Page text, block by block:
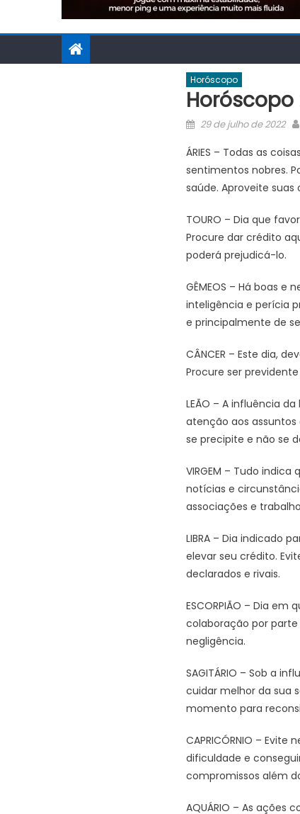
Horóscopo
Posted
29 de julho de 2022
ÁRIES – Todas as
sentimentos nobres.
saúde. Aproveite
TOURO – Dia que
Procure dar crédito
poderá prejudicá-lo.
GÊMEOS – Há boas
inteligência e perícia
e principalmente de
CÂNCER – Este dia,
Procure ser
LEÃO – A influência
atenção aos assuntos
se precipite e não se
VIRGEM – Tudo
notícias e
associações e
LIBRA – Dia indicado
elevar seu crédito.
declarados e rivais.
ESCORPIÃO – Dia
colaboração por
negligência.
SAGITÁRIO – Sob a
cuidar melhor da sua
momento para
CAPRICÓRNIO –
dificuldade e
compromissos além
AQUÁRIO – As ações